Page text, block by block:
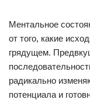
Ментальное
от того, какие
грядущем.
радикально
потенциала и